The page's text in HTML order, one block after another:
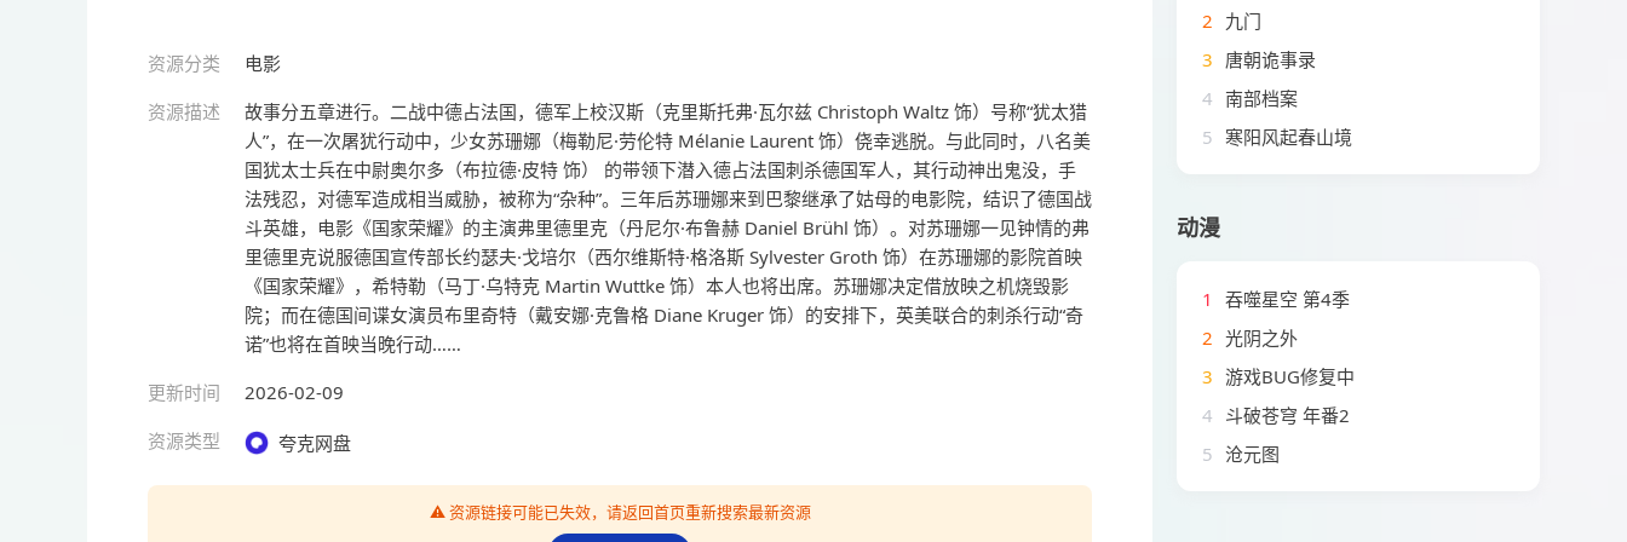
资源分类
电影
资源描述
故事分五章进行。二战中德占法国，德军上校汉斯（克里斯托弗·瓦尔兹 Christoph Waltz 饰）号称“犹太猎
人”，在一次屠犹行动中，少女苏珊娜（梅勒尼·劳伦特 Mélanie Laurent 饰）侥幸逃脱。与此同时，八名美
国犹太士兵在中尉奥尔多（布拉德·皮特 饰） 的带领下潜入德占法国刺杀德国军人，其行动神出鬼没，手
法残忍，对德军造成相当威胁，被称为“杂种”。三年后苏珊娜来到巴黎继承了姑母的电影院，结识了德国战
斗英雄，电影《国家荣耀》的主演弗里德里克（丹尼尔·布鲁赫 Daniel Brühl 饰）。对苏珊娜一见钟情的弗
里德里克说服德国宣传部长约瑟夫·戈培尔（西尔维斯特·格洛斯 Sylvester Groth 饰）在苏珊娜的影院首映
《国家荣耀》，希特勒（马丁·乌特克 Martin Wuttke 饰）本人也将出席。苏珊娜决定借放映之机烧毁影
院；而在德国间谍女演员布里奇特（戴安娜·克鲁格 Diane Kruger 饰）的安排下，英美联合的刺杀行动“奇
诺”也将在首映当晚行动……
更新时间
2026-02-09
资源类型
夸克网盘
⚠️ 资源链接可能已失效，请返回首页重新搜索最新资源
2 九门
3 唐朝诡事录
4 南部档案
5 寒阳风起春山境
动漫
1
吞噬星空 第4季
2 光阴之外
3 游戏BUG修复中
4 斗破苍穹 年番2
5 沧元图